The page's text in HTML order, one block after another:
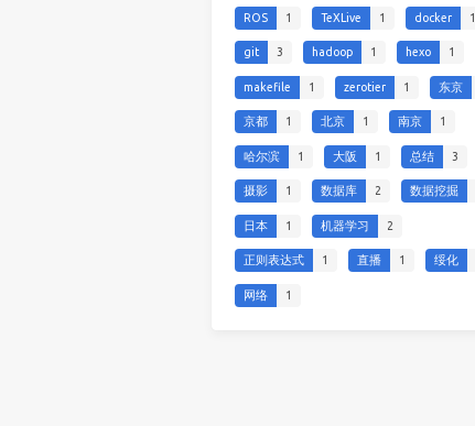
ROS 1 TeXLive 1 docker 1
git 3 hadoop 1 hexo 1
makefile 1 zerotier 1 东京
京都 1 北京 1 南京 1
哈尔滨 1 大阪 1 总结 3
摄影 1 数据库 2 数据挖掘
日本 1 机器学习 2
正则表达式 1 直播 1 绥化
网络 1